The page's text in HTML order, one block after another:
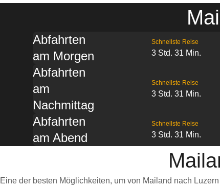
Abfahrten
am Morgen
Schnellste Reise
3 Std. 31 Min.
Abfahrten
am
Nachmittag
Schnellste Reise
3 Std. 31 Min.
Abfahrten
am Abend
Schnellste Reise
3 Std. 31 Min.
Eine der besten Möglichkeiten, um von Mailand nach